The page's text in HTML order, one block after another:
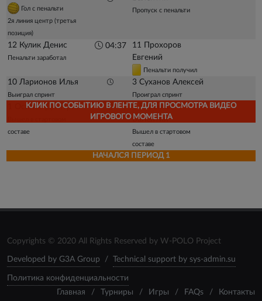
Гол с пенальти
2я линия центр (третья
позиция)
Пропуск с пенальти
12 Кулик Денис
Пенальти заработал
04:37
11 Прохоров
Евгений
Пенальти получил
10 Ларионов Илья
Выиграл спринт
3 Суханов Алексей
Проиграл спринт
1 Осипов Дмитрий
составе
1 Бабенков
Валентин
Вышел в стартовом
составе
НАЧАЛСЯ ПЕРИОД 1
КЛИК ПО СОБЫТИЮ В ЛЕНТЕ, ДЛЯ ПРОСМОТРА ВИДЕО
ИГРОВОГО МОМЕНТА
Copyrights © 2020 All Rights Reserved by W-POLO Project
Developed by G3A Group / Technical support by sys-admin.su
Политика конфиденциальности
Главная
/ Турниры / Игры / FAQs / Контакты